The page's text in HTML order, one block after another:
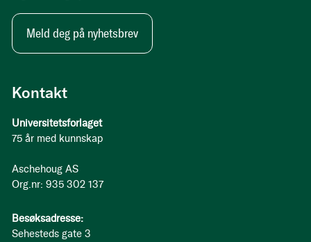
Kontakt
Universitetsforlaget
75 år med kunnskap
Aschehoug AS
Org.nr: 935 302 137
Besøksadresse:
Sehesteds gate 3
Meld deg på nyhetsbrev